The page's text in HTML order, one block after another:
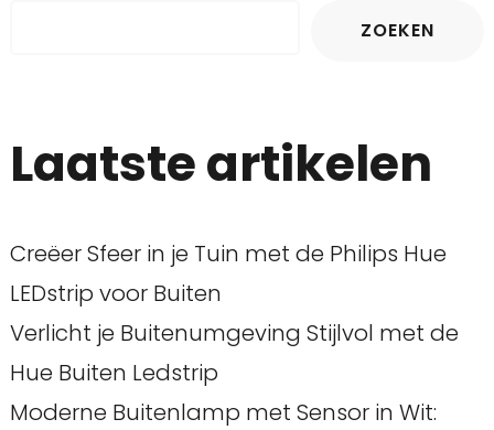
ZOEKEN
Laatste artikelen
Creëer Sfeer in je Tuin met de Philips Hue
LEDstrip voor Buiten
Verlicht je Buitenumgeving Stijlvol met de
Hue Buiten Ledstrip
Moderne Buitenlamp met Sensor in Wit: